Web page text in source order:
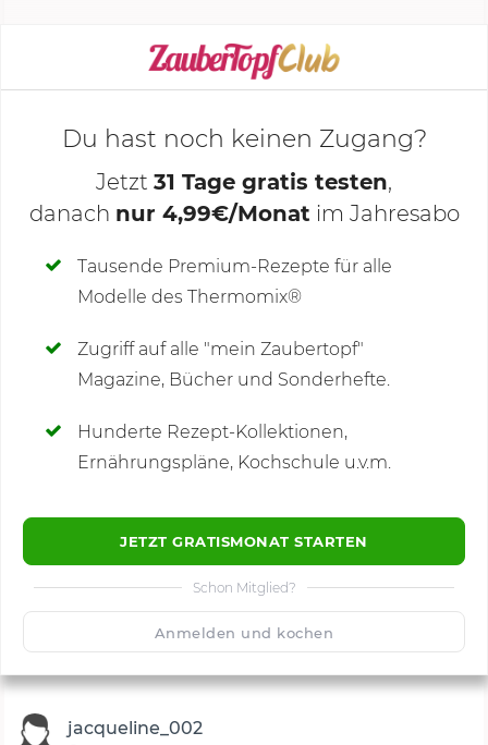
KOCHMODUS STARTEN
Deine Notizen
Du hast noch keinen Zugang?
Jetzt 31 Tage gratis testen,
danach nur 4,99€/Monat im Jahresabo
Tausende Premium-Rezepte für alle
Modelle des Thermomix®
Zugriff auf alle "mein Zaubertopf"
Magazine, Bücher und Sonderhefte.
Hunderte Rezept-Kollektionen,
Ernährungspläne, Kochschule u.v.m.
JETZT GRATISMONAT STARTEN
Schon Mitglied?
Anmelden und kochen
Kommentare(5)
🙂 1500 Speichern
jacqueline_002